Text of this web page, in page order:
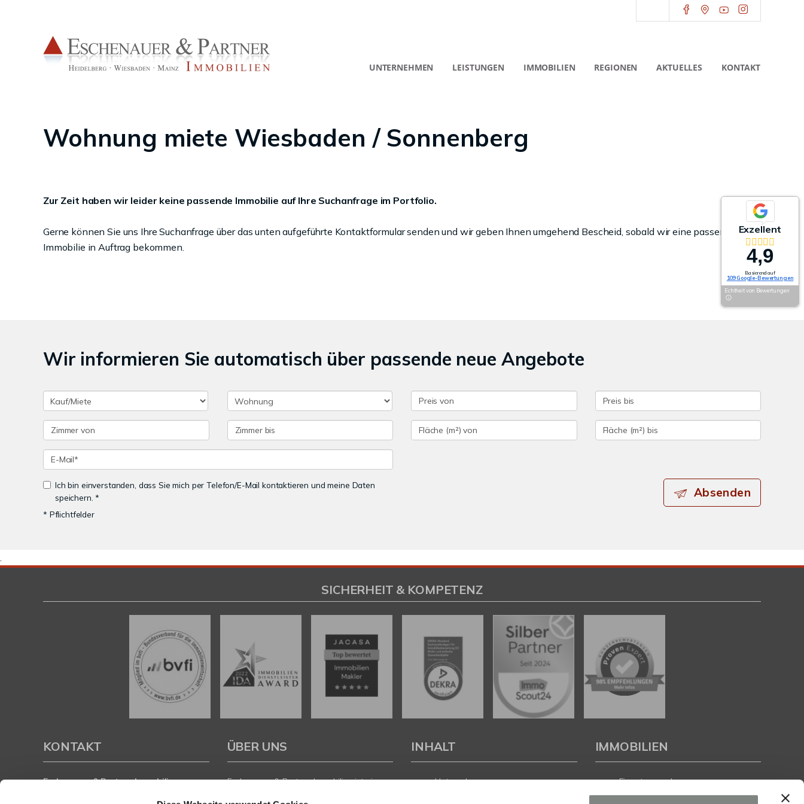
UNTERNEHMEN LEISTUNGEN IMMOBILIEN REGIONEN AKTUELLES KONTAKT
Wohnung miete Wiesbaden / Sonnenberg
Zur Zeit haben wir leider keine passende Immobilie auf Ihre Suchanfrage im Portfolio.
Gerne können Sie uns Ihre Suchanfrage über das unten aufgeführte Kontaktformular senden und wir geben Ihnen umgehend Bescheid, sobald wir eine passende
Immobilie in Auftrag bekommen.
Wir informieren Sie automatisch über passende neue Angebote
Ich bin einverstanden, dass Sie mich per Telefon/E-Mail kontaktieren und meine Daten
speichern. *
* Pflichtfelder
Absenden
Exzellent
4,9
Basierend auf
109 Google-Bewertungen
Echtheit von Bewertungen
.
SICHERHEIT & KOMPETENZ
KONTAKT
Eschenauer & Partner Immobilien
ÜBER UNS
Eschenauer & Partner Immobilien ist ein
INHALT
Unternehmen
IMMOBILIEN
Eigentumswohnungen
Häuser zum Kauf